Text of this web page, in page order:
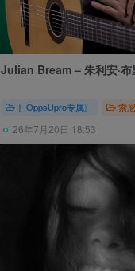
Julian Bream – 朱利安·布
〖OppsUpro专属〗 索
26年7月20日 18:53